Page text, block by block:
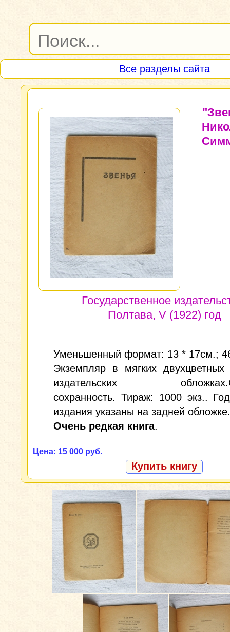
Все разделы сайта
Государственное
Полтава, V (1922) год
Уменьшенный формат: 13 * 17см.;
Экземпляр в мягких двухцветных
издательских
сохранность. Тираж: 1000 экз..
издания указаны на задней обложке.
Очень редкая книга.
Цена: 15 000 руб.
Купить книгу